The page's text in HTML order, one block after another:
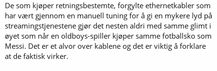
De som kjøper retningsbestemte, forgylte ethernetkabler som
har vært gjennom en manuell tuning for å gi en mykere lyd på
streamingstjenestene gjør det nesten aldri med samme glimt i
øyet som når en oldboys-spiller kjøper samme fotballsko som
Messi. Det er et alvor over kablene og det er viktig å forklare
at de faktisk virker.